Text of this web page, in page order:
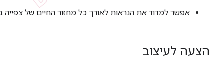
אפשר למדוד את הנראות לאורך כל מחזור החיים של
הצעה לעיצוב